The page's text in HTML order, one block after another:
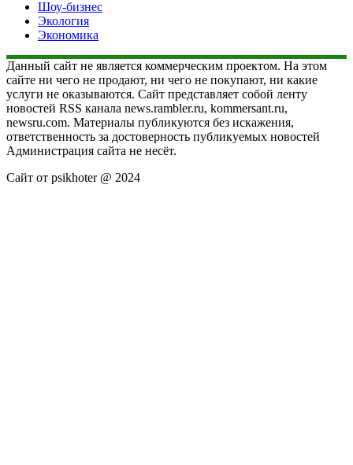
Шоу-бизнес
Экология
Экономика
Данный сайт не является коммерческим проектом. На этом
сайте ни чего не продают, ни чего не покупают, ни какие
услуги не оказываются. Сайт представляет собой ленту
новостей RSS канала news.rambler.ru, kommersant.ru,
newsru.com. Материалы публикуются без искажения,
ответственность за достоверность публикуемых новостей
Администрация сайта не несёт.
Сайт от psikhoter @ 2024